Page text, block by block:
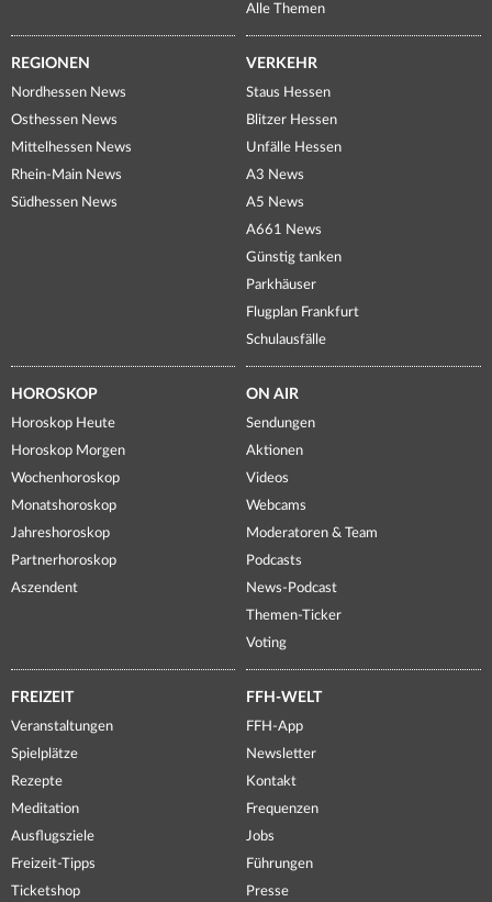
Alle Themen
REGIONEN
Nordhessen News
Osthessen News
Mittelhessen News
Rhein-Main News
Südhessen News
VERKEHR
Staus Hessen
Blitzer Hessen
Unfälle Hessen
A3 News
A5 News
A661 News
Günstig tanken
Parkhäuser
Flugplan Frankfurt
Schulausfälle
HOROSKOP
Horoskop Heute
Horoskop Morgen
Wochenhoroskop
Monatshoroskop
Jahreshoroskop
Partnerhoroskop
Aszendent
ON AIR
Sendungen
Aktionen
Videos
Webcams
Moderatoren & Team
Podcasts
News-Podcast
Themen-Ticker
Voting
FREIZEIT
Veranstaltungen
Spielplätze
Rezepte
Meditation
Ausflugsziele
Freizeit-Tipps
Ticketshop
FFH-WELT
FFH-App
Newsletter
Kontakt
Frequenzen
Jobs
Führungen
Presse